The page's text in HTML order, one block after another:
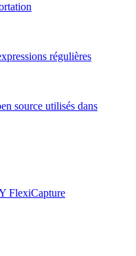
régulières
source utilisés dans
FlexiCapture